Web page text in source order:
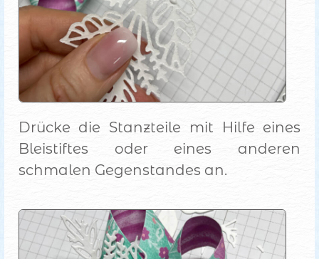
Drücke die Stanzteile mit Hilfe eines
Bleistiftes oder eines anderen
schmalen Gegenstandes an.